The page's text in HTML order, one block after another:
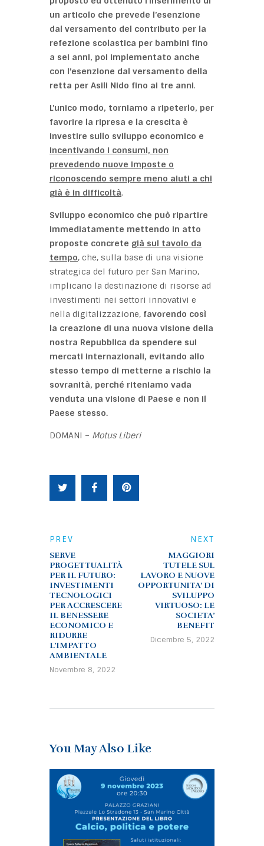
un articolo che prevede l’esenzione
dal versamento del contributo per la
refezione scolastica per bambini fino
a sei anni, poi implementato anche
con l’esenzione dal versamento della
retta per Asili Nido fino ai tre anni.
L’unico modo, torniamo a ripeterlo, per
favorire la ripresa e la crescita è
investire sullo sviluppo economico e
incentivando i consumi, non
prevedendo nuove imposte o
riconoscendo sempre meno aiuti a chi
già è in difficoltà.
Sviluppo economico che può ripartire
immediatamente mettendo in atto
proposte concrete già sul tavolo da
tempo, che, sulla base di una visione
strategica del futuro per San Marino,
implicano la destinazione di risorse ad
investimenti nei settori innovativi e
nella digitalizzazione, favorendo così
la creazione di una nuova visione della
nostra Repubblica da spendere sui
mercati internazionali, evitando allo
stesso tempo di metterne a rischio la
sovranità, perché riteniamo vada
venduta una visione di Paese e non il
Paese stesso.
DOMANI – Motus Liberi
PREV
SERVE
PROGETTUALITÀ
PER IL FUTURO:
INVESTIMENTI
TECNOLOGICI
PER ACCRESCERE
IL BENESSERE
ECONOMICO E
RIDURRE
L’IMPATTO
AMBIENTALE
Novembre 8, 2022
NEXT
MAGGIORI
TUTELE SUL
LAVORO E NUOVE
OPPORTUNITA’ DI
SVILUPPO
VIRTUOSO: LE
SOCIETA’
BENEFIT
Dicembre 5, 2022
You May Also Like